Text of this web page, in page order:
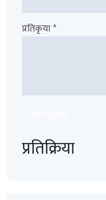
प्रतिकृया *
प्रतिक्रिया